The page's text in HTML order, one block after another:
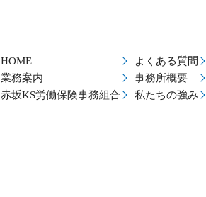
HOME
業務案内
赤坂KS労働保険事務組合
よくある質問
事務所概要
私たちの強み